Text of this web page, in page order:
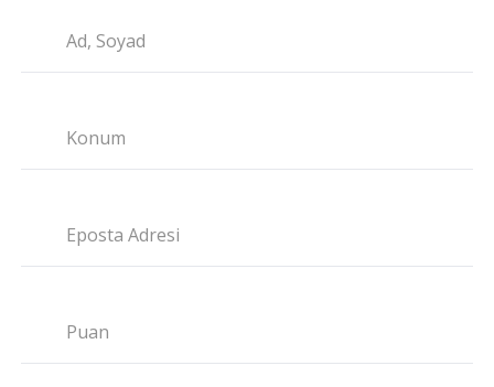
Ad, Soyad
Konum
Eposta Adresi
Puan